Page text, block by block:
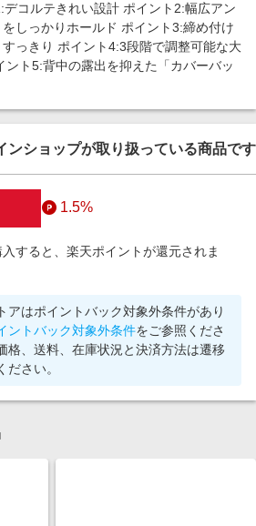
コルテきれい設計 ポイント2:幅広アン
しっかりホールド ポイント3:締め付け
っきり ポイント4:3段階で調整可能な大
ント5:背中の露出を抑えた「カバーバッ
ンショップが取り扱っている商品です
1.5%
すると、楽天ポイントが還元されま
アはポイントバック対象外条件があり
ントバック対象外条件をご参照くださ
格、送料、在庫状況と決済方法は遷移
さい。